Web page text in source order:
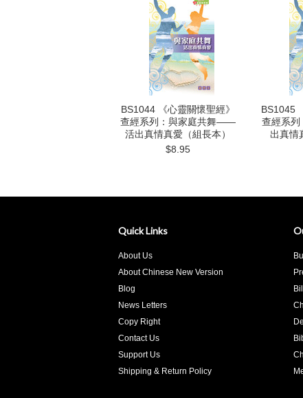
BS1044 《心靈關懷聖經》
查經系列：與家庭共舞——
活出真情真愛（組長本）
$8.95
BS1045
查經系
出真情
Quick Links
About Us
About Chinese New Version
Blog
News Letters
Copy Right
Contact Us
Support Us
Shipping & Return Policy